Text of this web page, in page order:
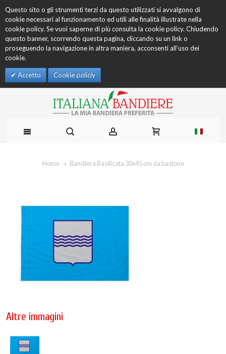
Questo sito o gli strumenti terzi da questo utilizzati si avvalgono di
cookie necessari al funzionamento ed utili alle finalità illustrate nella
cookie policy. Se vuoi saperne di più consulta la cookie policy. Chiudendo
questo banner, scorrendo questa pagina, cliccando su un link o
proseguendo la navigazione in altra maniera, acconsenti all’uso dei
cookie.
Accetto Cookie policiy
Home Bandiera Basilicata 30x45 cm da bastone
Altre immagini